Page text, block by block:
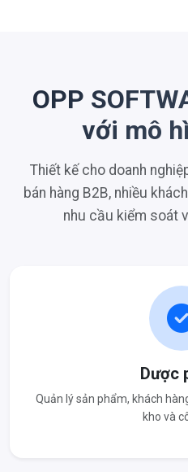
OPP
với mô
Thiết kế cho doanh
bán hàng B2B, nhiều
nhu cầu kiểm soát
Dược
Quản lý sản phẩm, khách
kho và